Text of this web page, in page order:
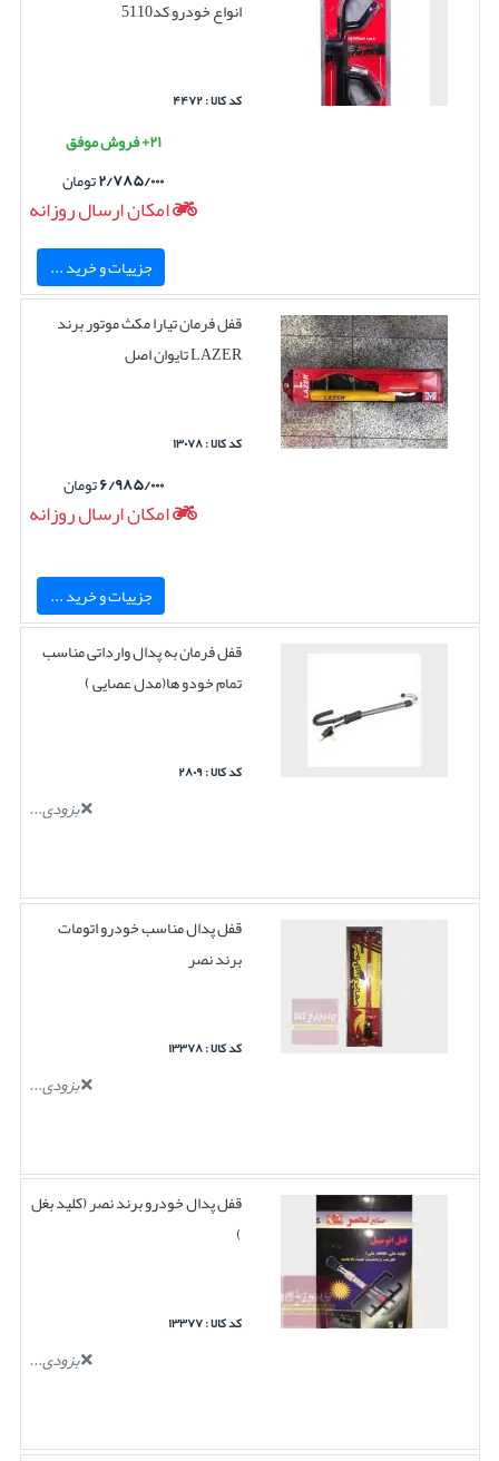
انواع خودرو کد5110
کد کالا : ۴۴۷۲
۲۱+ فروش موفق
۲/۷۸۵/۰۰۰تومان
امکان ارسال روزانه
جزییات و خرید ...
قفل فرمان تیارا مکث موتور برند
LAZER تایوان اصل
کد کالا : ۱۳۰۷۸
۶/۹۸۵/۰۰۰تومان
امکان ارسال روزانه
جزییات و خرید ...
قفل فرمان به پدال وارداتی مناسب
تمام خودو ها(مدل عصایی )
کد کالا : ۲۸۰۹
بزودی...
قفل پدال مناسب خودرو اتومات
برند نصر
کد کالا : ۱۳۳۷۸
بزودی...
قفل پدال خودرو برند نصر (کلید بغل
)
کد کالا : ۱۳۳۷۷
بزودی...